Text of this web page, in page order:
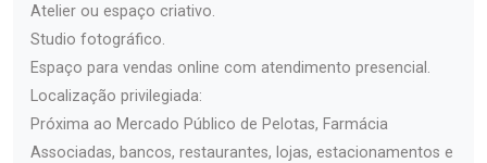
Atelier ou espaço criativo.
Studio fotográfico.
Espaço para vendas online com atendimento presencial.
Localização privilegiada:
Próxima ao Mercado Público de Pelotas, Farmácia
Associadas, bancos, restaurantes, lojas, estacionamentos e